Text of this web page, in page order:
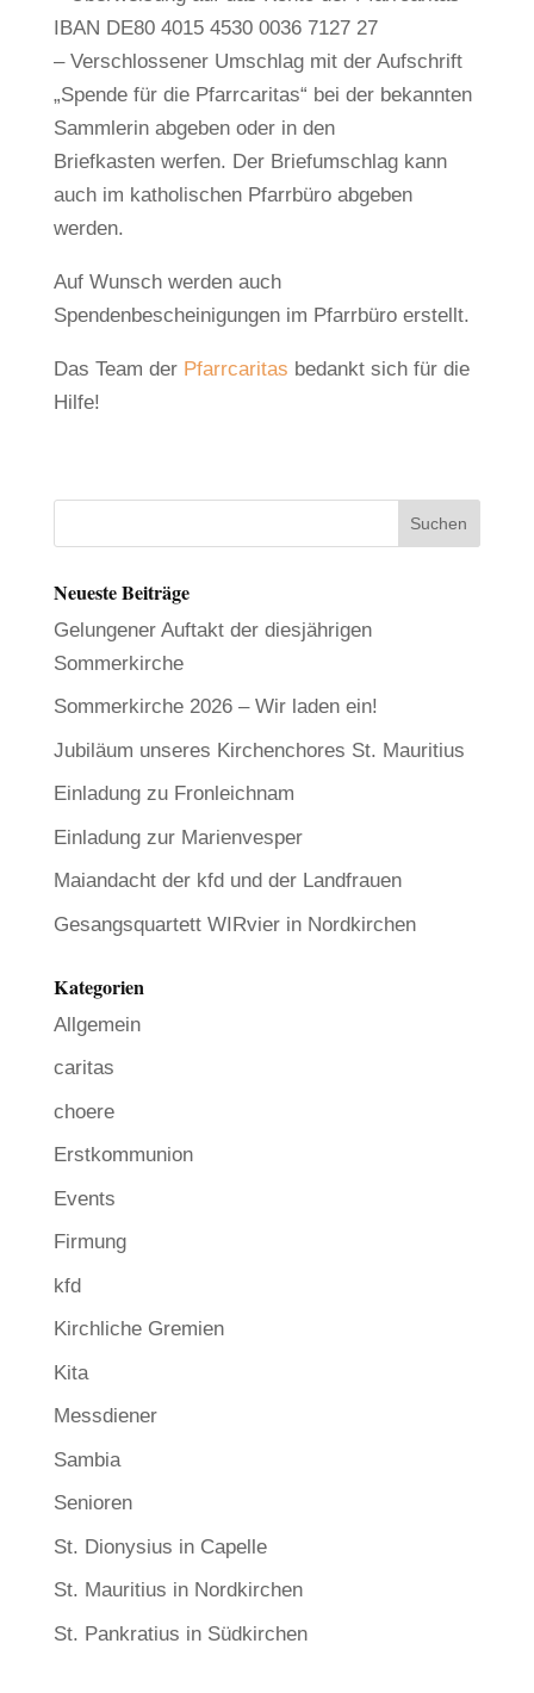
IBAN DE80 4015 4530 0036 7127 27
– Verschlossener Umschlag mit der Aufschrift
„Spende für die Pfarrcaritas“ bei der bekannten
Sammlerin abgeben oder in den
Briefkasten werfen. Der Briefumschlag kann
auch im katholischen Pfarrbüro abgeben
werden.
Auf Wunsch werden auch
Spendenbescheinigungen im Pfarrbüro erstellt.
Das Team der Pfarrcaritas bedankt sich für die
Hilfe!
Neueste Beiträge
Gelungener Auftakt der diesjährigen
Sommerkirche
Sommerkirche 2026 – Wir laden ein!
Jubiläum unseres Kirchenchores St. Mauritius
Einladung zu Fronleichnam
Einladung zur Marienvesper
Maiandacht der kfd und der Landfrauen
Gesangsquartett WIRvier in Nordkirchen
Kategorien
Allgemein
caritas
choere
Erstkommunion
Events
Firmung
kfd
Kirchliche Gremien
Kita
Messdiener
Sambia
Senioren
St. Dionysius in Capelle
St. Mauritius in Nordkirchen
St. Pankratius in Südkirchen